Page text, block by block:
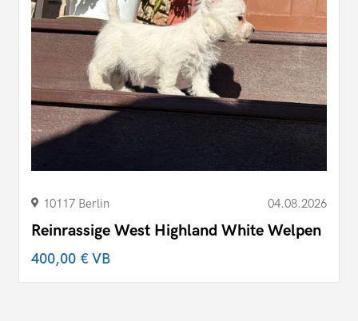
10117 Berlin 04.08.2026
Reinrassige West Highland White Welpen
400,00 €VB